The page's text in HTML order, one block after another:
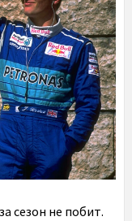
сезон не побит.